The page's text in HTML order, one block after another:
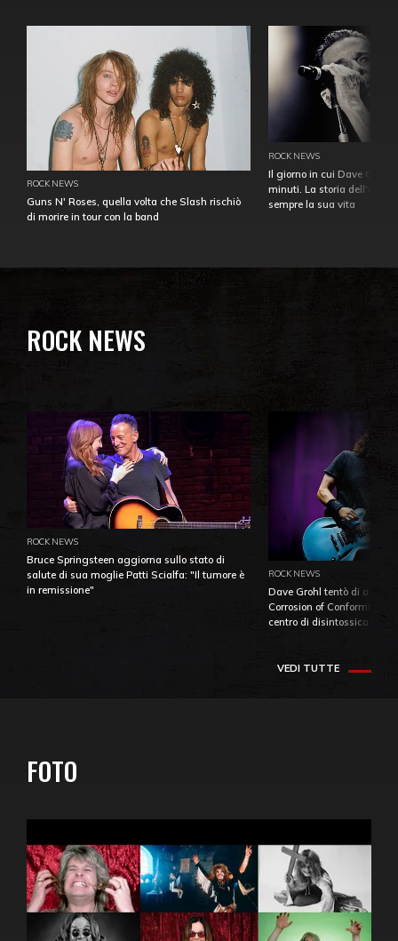
ROCK NEWS
Guns N' Roses, quella volta che Slash rischiò
di morire in tour con la band
ROCK NEWS
Il giorno in cui Dave
minuti. La storia
sempre la sua vita
ROCK NEWS
ROCK NEWS
Bruce Springsteen aggiorna sullo stato di
salute di sua moglie Patti Scialfa: "Il tumore è
in remissione"
ROCK NEWS
Dave Grohl tentò di
Corrosion of Conformity
centro di
VEDI TUTTE
FOTO